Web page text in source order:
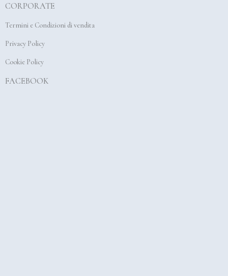
o
o
g
r
e
CORPORATE
Termini e Condizioni di vendita
Privacy Policy
Cookie Policy
FACEBOOK